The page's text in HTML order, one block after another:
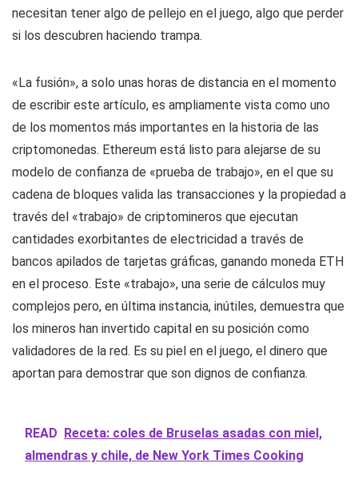
necesitan tener algo de pellejo en el juego, algo que perder
si los descubren haciendo trampa.
«La fusión», a solo unas horas de distancia en el momento
de escribir este artículo, es ampliamente vista como uno
de los momentos más importantes en la historia de las
criptomonedas. Ethereum está listo para alejarse de su
modelo de confianza de «prueba de trabajo», en el que su
cadena de bloques valida las transacciones y la propiedad a
través del «trabajo» de criptomineros que ejecutan
cantidades exorbitantes de electricidad a través de
bancos apilados de tarjetas gráficas, ganando moneda ETH
en el proceso. Este «trabajo», una serie de cálculos muy
complejos pero, en última instancia, inútiles, demuestra que
los mineros han invertido capital en su posición como
validadores de la red. Es su piel en el juego, el dinero que
aportan para demostrar que son dignos de confianza.
READ Receta: coles de Bruselas asadas con miel,
almendras y chile, de New York Times Cooking